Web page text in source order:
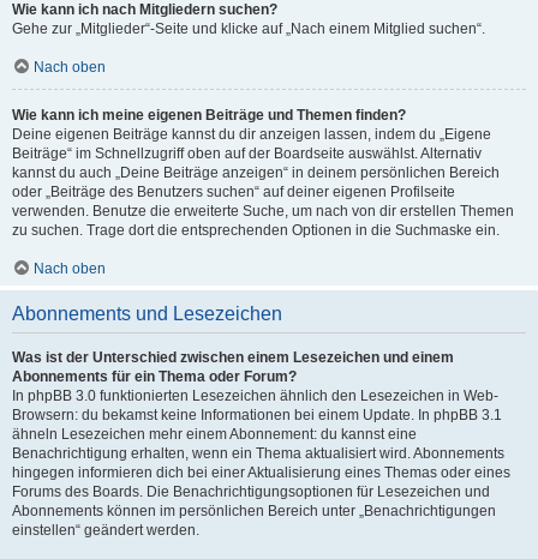
Wie kann ich nach Mitgliedern suchen?
Gehe zur „Mitglieder“-Seite und klicke auf „Nach einem Mitglied suchen“.
Nach oben
Wie kann ich meine eigenen Beiträge und Themen finden?
Deine eigenen Beiträge kannst du dir anzeigen lassen, indem du „Eigene
Beiträge“ im Schnellzugriff oben auf der Boardseite auswählst. Alternativ
kannst du auch „Deine Beiträge anzeigen“ in deinem persönlichen Bereich
oder „Beiträge des Benutzers suchen“ auf deiner eigenen Profilseite
verwenden. Benutze die erweiterte Suche, um nach von dir erstellen Themen
zu suchen. Trage dort die entsprechenden Optionen in die Suchmaske ein.
Nach oben
Abonnements und Lesezeichen
Was ist der Unterschied zwischen einem Lesezeichen und einem
Abonnements für ein Thema oder Forum?
In phpBB 3.0 funktionierten Lesezeichen ähnlich den Lesezeichen in Web-
Browsern: du bekamst keine Informationen bei einem Update. In phpBB 3.1
ähneln Lesezeichen mehr einem Abonnement: du kannst eine
Benachrichtigung erhalten, wenn ein Thema aktualisiert wird. Abonnements
hingegen informieren dich bei einer Aktualisierung eines Themas oder eines
Forums des Boards. Die Benachrichtigungsoptionen für Lesezeichen und
Abonnements können im persönlichen Bereich unter „Benachrichtigungen
einstellen“ geändert werden.